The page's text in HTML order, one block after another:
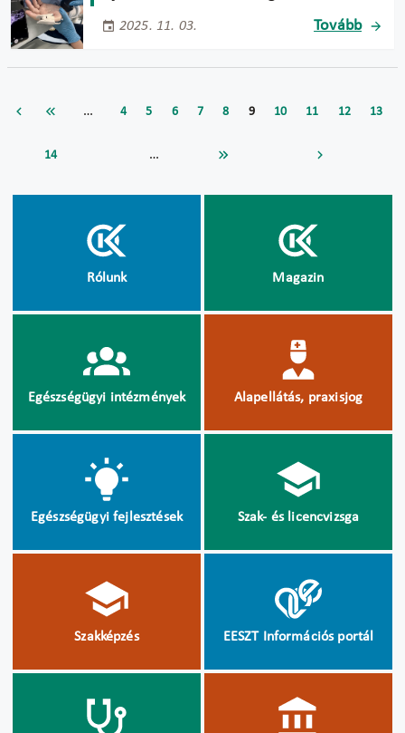
2025. 11. 03. Tovább
… 4 5 6 7 8 9 10 11 12 13
14 …
Rólunk Magazin
Egészségügyi intézmények Alapellátás, praxisjog
Egészségügyi fejlesztések Szak- és licencvizsga
Szakképzés EESZT Információs portál